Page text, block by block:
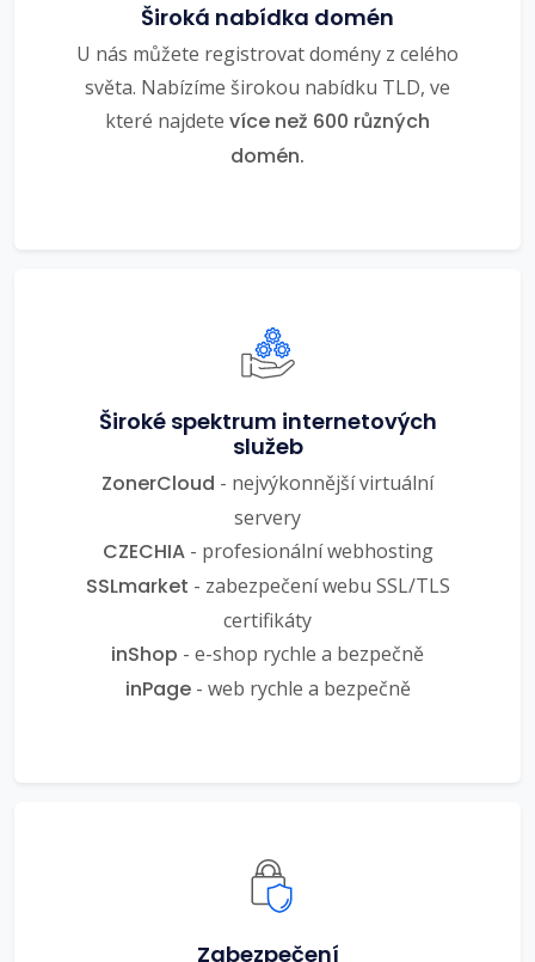
Široká nabídka domén
U nás můžete registrovat domény z celého
světa. Nabízíme širokou nabídku TLD, ve
které najdete více než 600 různých
domén.
Široké spektrum internetových
služeb
ZonerCloud - nejvýkonnější virtuální
servery
CZECHIA- profesionální webhosting
SSLmarket - zabezpečení webu SSL/TLS
certifikáty
inShop - e-shop rychle a bezpečně
inPage- web rychle a bezpečně
Zabezpečení